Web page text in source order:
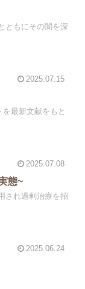
ともにその闇を深
2025.07.15
最新文献をもと
2025.07.08
態~
され過剰治療を招
2025.06.24